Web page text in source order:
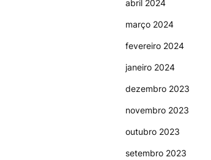
abril 2024
março 2024
fevereiro 2024
janeiro 2024
dezembro 2023
novembro 2023
outubro 2023
setembro 2023